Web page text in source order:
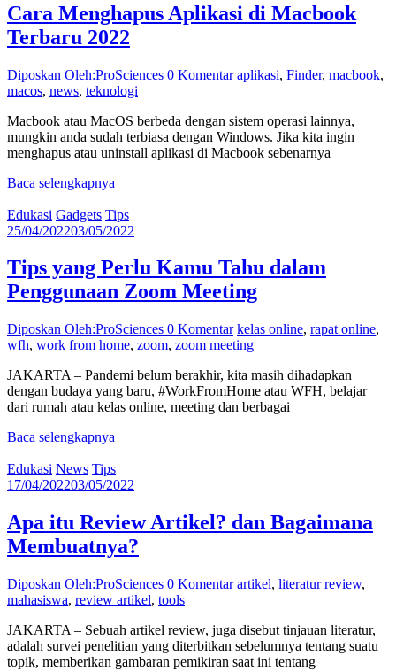
Cara Menghapus Aplikasi di Macbook
Terbaru 2022
Diposkan Oleh:ProSciences 0 Komentar aplikasi, Finder, macbook,
macos, news, teknologi
Macbook atau MacOS berbeda dengan sistem operasi lainnya,
mungkin anda sudah terbiasa dengan Windows. Jika kita ingin
menghapus atau uninstall aplikasi di Macbook sebenarnya
Baca selengkapnya
Edukasi Gadgets Tips
25/04/202203/05/2022
Tips yang Perlu Kamu Tahu dalam
Penggunaan Zoom Meeting
Diposkan Oleh:ProSciences 0 Komentar kelas online, rapat online,
wfh, work from home, zoom, zoom meeting
JAKARTA – Pandemi belum berakhir, kita masih dihadapkan
dengan budaya yang baru, #WorkFromHome atau WFH, belajar
dari rumah atau kelas online, meeting dan berbagai
Baca selengkapnya
Edukasi News Tips
17/04/202203/05/2022
Apa itu Review Artikel? dan Bagaimana
Membuatnya?
Diposkan Oleh:ProSciences 0 Komentar artikel, literatur review,
mahasiswa, review artikel, tools
JAKARTA – Sebuah artikel review, juga disebut tinjauan literatur,
adalah survei penelitian yang diterbitkan sebelumnya tentang suatu
topik, memberikan gambaran pemikiran saat ini tentang